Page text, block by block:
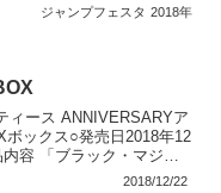
ジャンプフェスタ 2018年
ィース ANNIVERSARYア
ボックス○発売日2018年12
容 「ブラック・マジシ
2018/12/22